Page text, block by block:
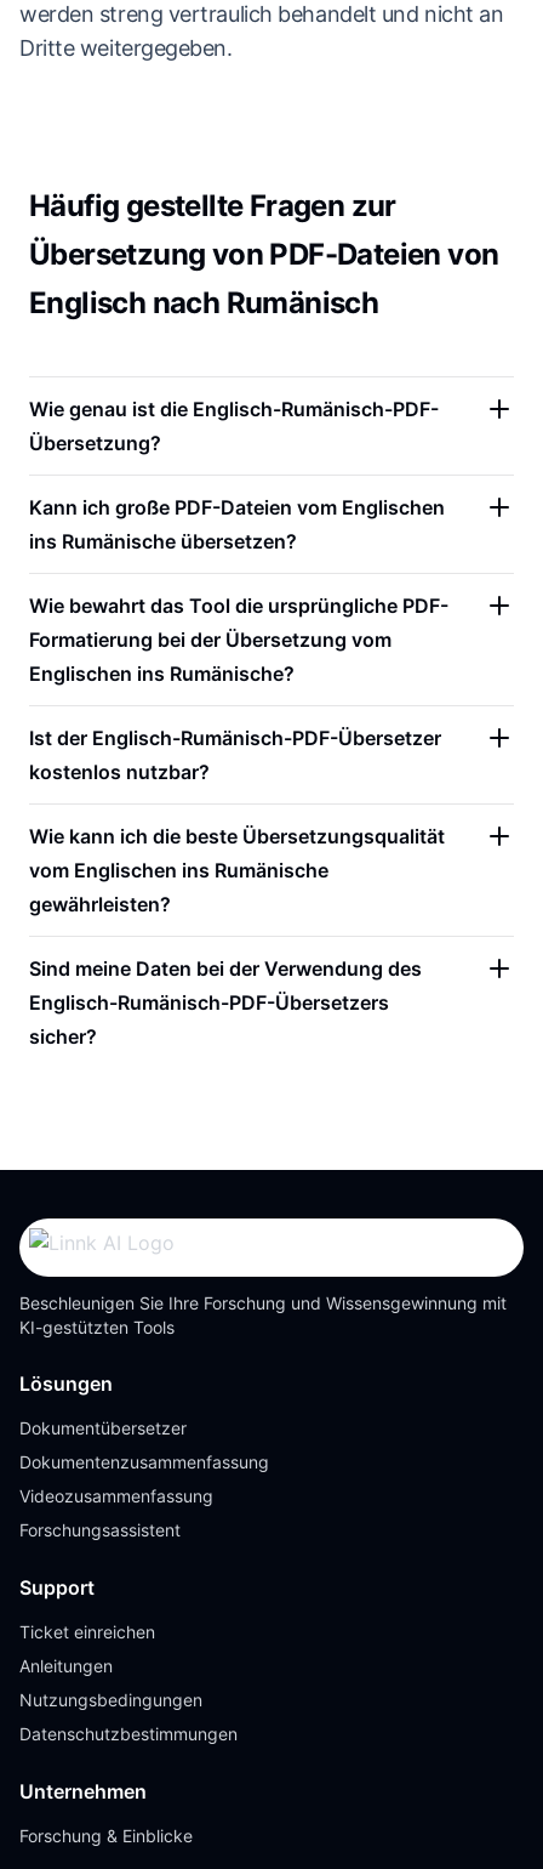
werden streng vertraulich behandelt und nicht an
Dritte weitergegeben.
Häufig gestellte Fragen zur
Übersetzung von PDF-Dateien von
Englisch nach Rumänisch
Wie genau ist die Englisch-Rumänisch-PDF-
Übersetzung?
Kann ich große PDF-Dateien vom Englischen
ins Rumänische übersetzen?
Wie bewahrt das Tool die ursprüngliche PDF-
Formatierung bei der Übersetzung vom
Englischen ins Rumänische?
Ist der Englisch-Rumänisch-PDF-Übersetzer
kostenlos nutzbar?
Wie kann ich die beste Übersetzungsqualität
vom Englischen ins Rumänische
gewährleisten?
Sind meine Daten bei der Verwendung des
Englisch-Rumänisch-PDF-Übersetzers
sicher?
Beschleunigen Sie Ihre Forschung und Wissensgewinnung mit
KI-gestützten Tools
Lösungen
Dokumentübersetzer
Dokumentenzusammenfassung
Videozusammenfassung
Forschungsassistent
Support
Ticket einreichen
Anleitungen
Nutzungsbedingungen
Datenschutzbestimmungen
Unternehmen
Forschung & Einblicke